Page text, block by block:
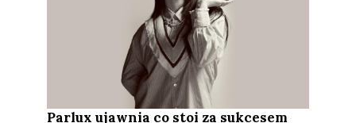
Parlux ujawnia co stoi za sukcesem